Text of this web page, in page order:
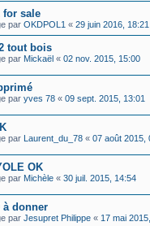
for sale
par OKDPOL1 « 29 juin 2016, 18:21
tout bois
par Mickaël « 02 nov. 2015, 15:00
par yves 78 « 09 sept. 2015, 13:01
par Laurent_du_78 « 07 août 2015,
OK
par Michèle « 30 juil. 2015, 14:54
à donner
par Jesupret Philippe « 17 mai